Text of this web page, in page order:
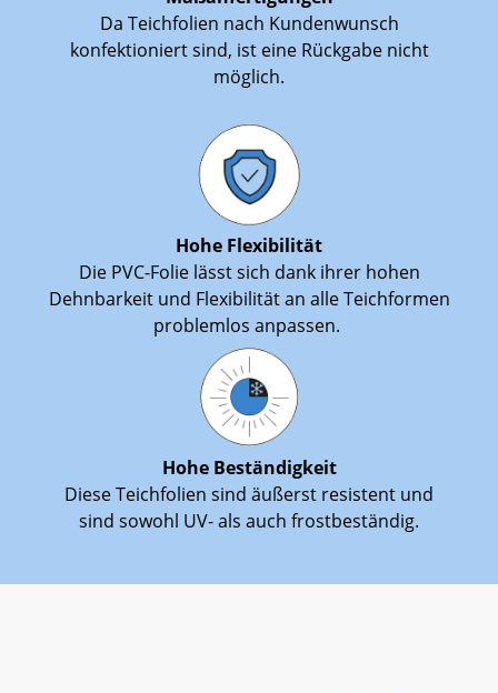
Da Teichfolien nach Kundenwunsch
konfektioniert sind, ist eine Rückgabe nicht
möglich.
Hohe Flexibilität
Die PVC-Folie lässt sich dank ihrer hohen
Dehnbarkeit und Flexibilität an alle Teichformen
problemlos anpassen.
Hohe Beständigkeit
Diese Teichfolien sind äußerst resistent und
sind sowohl UV- als auch frostbeständig.